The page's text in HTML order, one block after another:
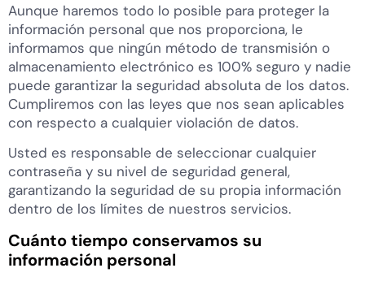
Aunque haremos todo lo posible para proteger la
información personal que nos proporciona, le
informamos que ningún método de transmisión o
almacenamiento electrónico es 100% seguro y nadie
puede garantizar la seguridad absoluta de los datos.
Cumpliremos con las leyes que nos sean aplicables
con respecto a cualquier violación de datos.
Usted es responsable de seleccionar cualquier
contraseña y su nivel de seguridad general,
garantizando la seguridad de su propia información
dentro de los límites de nuestros servicios.
Cuánto tiempo conservamos su
información personal